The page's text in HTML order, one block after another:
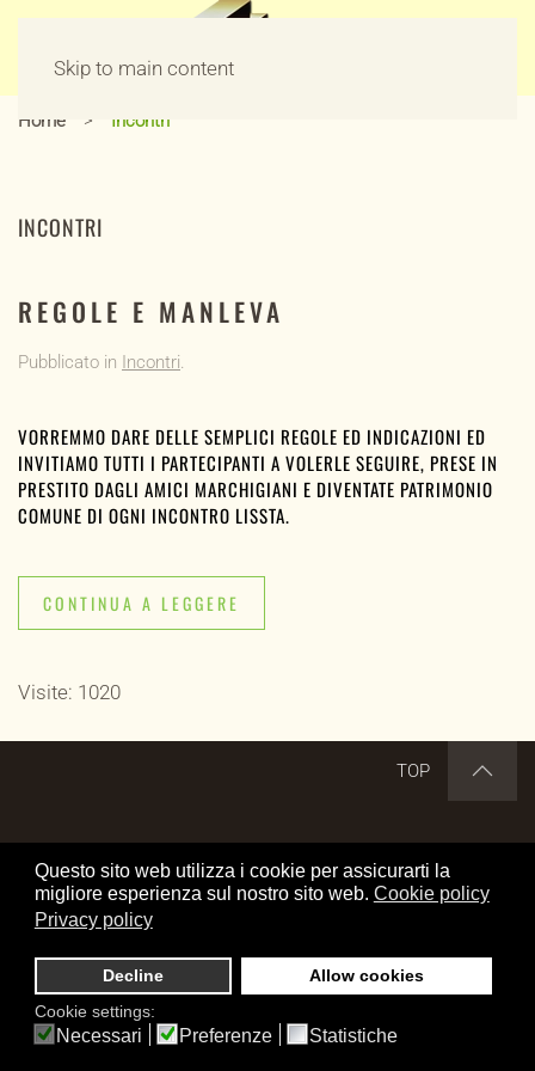
Questo sito web utilizza i cookie per assicurarti la
migliore esperienza sul nostro sito web. Cookie policy
Privacy policy
Decline
Allow cookies
Cookie settings:
Necessari Preferenze Statistiche
Skip to main content
Home Incontri
INCONTRI
REGOLE E MANLEVA
Pubblicato in Incontri.
VORREMMO DARE DELLE SEMPLICI REGOLE ED INDICAZIONI ED
INVITIAMO TUTTI I PARTECIPANTI A VOLERLE SEGUIRE, PRESE IN
PRESTITO DAGLI AMICI MARCHIGIANI E DIVENTATE PATRIMONIO
COMUNE DI OGNI INCONTRO LISSTA.
CONTINUA A LEGGERE
Visite: 1020
TOP
PRIVACY POLICY
OFFRICI UN CAFFE'
www.transalp.it by Elio Mangraviti is
licensed under a Creative Commons Attribuzione-Non